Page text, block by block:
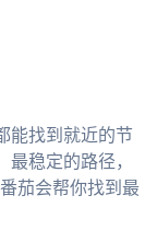
能找到就近的节
稳定的路径，
茄会帮你找到最